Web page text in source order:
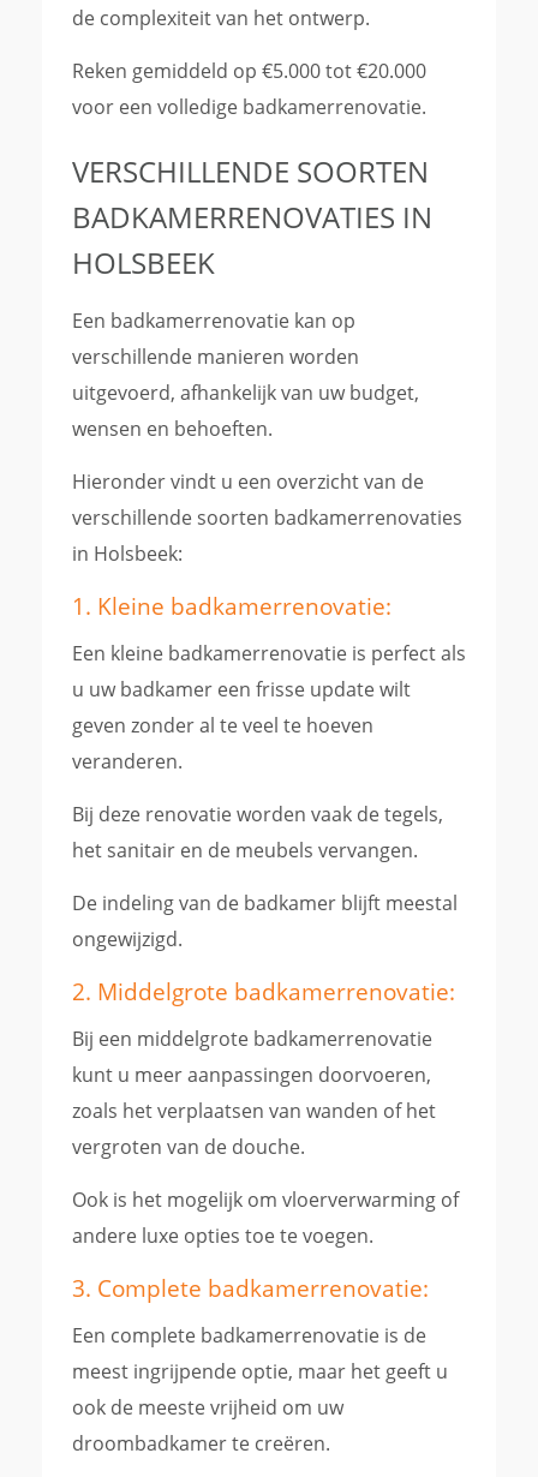
de complexiteit van het ontwerp.
Reken gemiddeld op €5.000 tot €20.000
voor een volledige badkamerrenovatie.
VERSCHILLENDE SOORTEN
BADKAMERRENOVATIES IN
HOLSBEEK
Een badkamerrenovatie kan op
verschillende manieren worden
uitgevoerd, afhankelijk van uw budget,
wensen en behoeften.
Hieronder vindt u een overzicht van de
verschillende soorten badkamerrenovaties
in Holsbeek:
1. Kleine badkamerrenovatie:
Een kleine badkamerrenovatie is perfect als
u uw badkamer een frisse update wilt
geven zonder al te veel te hoeven
veranderen.
Bij deze renovatie worden vaak de tegels,
het sanitair en de meubels vervangen.
De indeling van de badkamer blijft meestal
ongewijzigd.
2. Middelgrote badkamerrenovatie:
Bij een middelgrote badkamerrenovatie
kunt u meer aanpassingen doorvoeren,
zoals het verplaatsen van wanden of het
vergroten van de douche.
Ook is het mogelijk om vloerverwarming of
andere luxe opties toe te voegen.
3. Complete badkamerrenovatie:
Een complete badkamerrenovatie is de
meest ingrijpende optie, maar het geeft u
ook de meeste vrijheid om uw
droombadkamer te creëren.